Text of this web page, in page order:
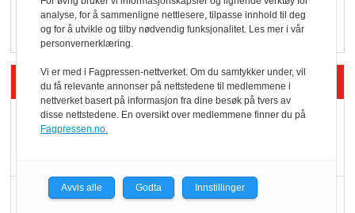
i dagligvare
Siste artikler - Butikk i praksis
Rema-flaggskip
Slik opprettholdes
analyse, for å sammenligne nettlesere, tilpasse innhold til deg
og for å utvikle og tilby nødvendig funksjonalitet. Les mer i vår
personvernerklæring.
Vi er med i Fagpressen-nettverket. Om du samtykker under, vil
du få relevante annonser på nettstedene til medlemmene i
nettverket basert på informasjon fra dine besøk på tvers av
disse nettstedene. En oversikt over medlemmene finner du på
Fagpressen.no.
Avvis alle Godta Innstillinger